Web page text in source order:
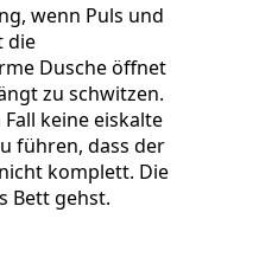
wenn Puls und
die
Dusche öffnet
zu schwitzen.
keine eiskalte
führen, dass der
komplett. Die
Bett gehst.